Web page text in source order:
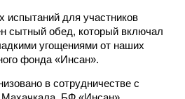
испытаний для участников
сытный обед, который включал
угощениями от наших
фонда «Инсан».
в сотрудничестве с